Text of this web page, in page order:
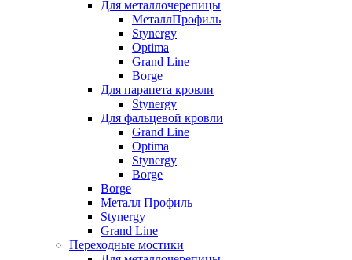
Для металлочерепицы
МеталлПрофиль
Stynergy
Optima
Grand Line
Borge
Для парапета кровли
Stynergy
Для фальцевой кровли
Grand Line
Optima
Stynergy
Borge
Borge
Металл Профиль
Stynergy
Grand Line
Переходные мостики